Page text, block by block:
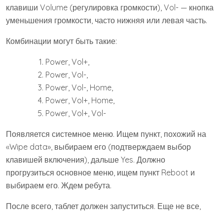
клавиши Volume (регулировка громкости), Vol- — кнопка
уменьшения громкости, часто нижняя или левая часть.
Комбинации могут быть такие:
Power, Vol+,
Power, Vol-,
Power, Vol-, Home,
Power, Vol+, Home,
Power, Vol+, Vol-
Появляется системное меню. Ищем пункт, похожий на
«Wipe data», выбираем его (подтверждаем выбор
клавишей включения), дальше Yes. Должно
прогрузиться основное меню, ищем пункт Reboot и
выбираем его. Ждем ребута.
После всего, таблет должен запуститься. Еще не все,